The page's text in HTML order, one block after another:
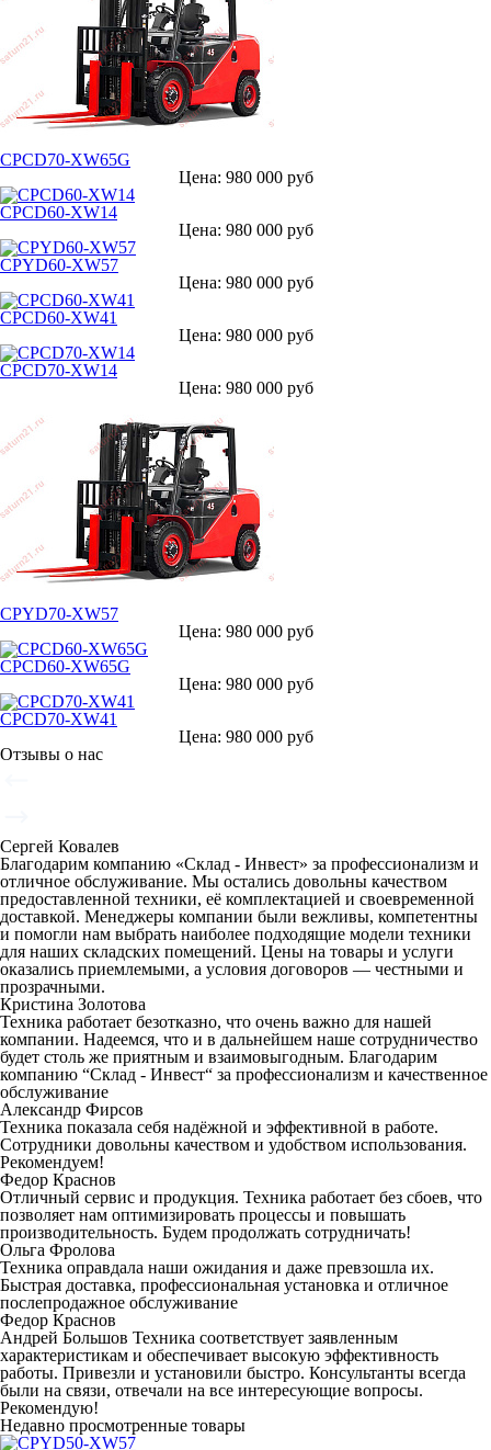
CPCD70-XW65G
Цена: 980 000 руб
CPCD60-XW14
Цена: 980 000 руб
CPYD60-XW57
Цена: 980 000 руб
CPCD60-XW41
Цена: 980 000 руб
CPCD70-XW14
Цена: 980 000 руб
CPYD70-XW57
Цена: 980 000 руб
CPCD60-XW65G
Цена: 980 000 руб
CPCD70-XW41
Цена: 980 000 руб
Отзывы о нас
Сергей Ковалев
Благодарим компанию «Склад - Инвест» за профессионализм и
отличное обслуживание. Мы остались довольны качеством
предоставленной техники, её комплектацией и своевременной
доставкой. Менеджеры компании были вежливы, компетентны
и помогли нам выбрать наиболее подходящие модели техники
для наших складских помещений. Цены на товары и услуги
оказались приемлемыми, а условия договоров — честными и
прозрачными.
Кристина Золотова
Техника работает безотказно, что очень важно для нашей
компании. Надеемся, что и в дальнейшем наше сотрудничество
будет столь же приятным и взаимовыгодным. Благодарим
компанию “Склад - Инвест“ за профессионализм и качественное
обслуживание
Александр Фирсов
Техника показала себя надёжной и эффективной в работе.
Сотрудники довольны качеством и удобством использования.
Рекомендуем!
Федор Краснов
Отличный сервис и продукция. Техника работает без сбоев, что
позволяет нам оптимизировать процессы и повышать
производительность. Будем продолжать сотрудничать!
Ольга Фролова
Техника оправдала наши ожидания и даже превзошла их.
Быстрая доставка, профессиональная установка и отличное
послепродажное обслуживание
Федор Краснов
Андрей Большов Техника соответствует заявленным
характеристикам и обеспечивает высокую эффективность
работы. Привезли и установили быстро. Консультанты всегда
были на связи, отвечали на все интересующие вопросы.
Рекомендую!
Недавно просмотренные товары